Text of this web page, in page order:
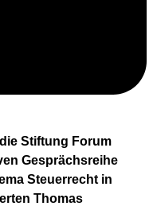
Stiftung Forum
Gesprächsreihe
Steuerrecht in
Thomas